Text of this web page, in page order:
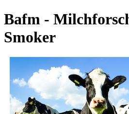
Bafm -
Smoker